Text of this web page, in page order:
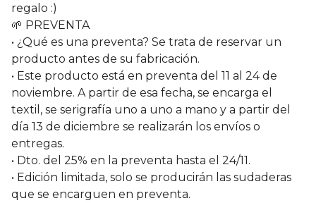
regalo :)
🌱 PREVENTA
• ¿Qué es una preventa? Se trata de reservar un
producto antes de su fabricación.
• Este producto está en preventa del 11 al 24 de
noviembre. A partir de esa fecha, se encarga el
textil, se serigrafía uno a uno a mano y a partir del
día 13 de diciembre se realizarán los envíos o
entregas.
• Dto. del 25% en la preventa hasta el 24/11.
• Edición limitada, solo se producirán las sudaderas
que se encarguen en preventa.